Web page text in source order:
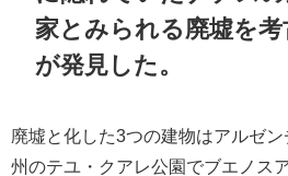
家とみられる廃墟を
が発見した。
廃墟と化した3つの建物はアルゼ
州のテユ・クアレ公園でブエノス